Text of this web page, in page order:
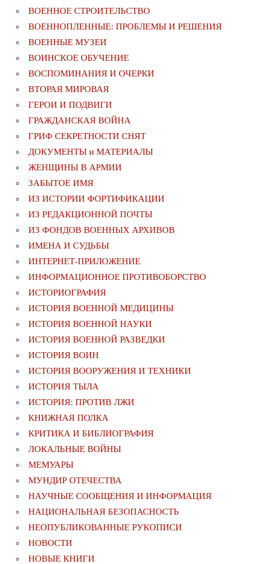
ВОЕННОЕ СТРОИТЕЛЬСТВО
ВОЕННОПЛЕННЫЕ: ПРОБЛЕМЫ И РЕШЕНИЯ
ВОЕННЫЕ МУЗЕИ
ВОИНСКОЕ ОБУЧЕНИЕ
ВОСПОМИНАНИЯ И ОЧЕРКИ
ВТОРАЯ МИРОВАЯ
ГЕРОИ И ПОДВИГИ
ГРАЖДАНСКАЯ ВОЙНА
ГРИФ СЕКРЕТНОСТИ СНЯТ
ДОКУМЕНТЫ и МАТЕРИАЛЫ
ЖЕНЩИНЫ В АРМИИ
ЗАБЫТОЕ ИМЯ
ИЗ ИСТОРИИ ФОРТИФИКАЦИИ
ИЗ РЕДАКЦИОННОЙ ПОЧТЫ
ИЗ ФОНДОВ ВОЕННЫХ АРХИВОВ
ИМЕНА И СУДЬБЫ
ИНТЕРНЕТ-ПРИЛОЖЕНИЕ
ИНФОРМАЦИОННОЕ ПРОТИВОБОРСТВО
ИСТОРИОГРАФИЯ
ИСТОРИЯ ВОЕННОЙ МЕДИЦИНЫ
ИСТОРИЯ ВОЕННОЙ НАУКИ
ИСТОРИЯ ВОЕННОЙ РАЗВЕДКИ
ИСТОРИЯ ВОИН
ИСТОРИЯ ВООРУЖЕНИЯ И ТЕХНИКИ
ИСТОРИЯ ТЫЛА
ИСТОРИЯ: ПРОТИВ ЛЖИ
КНИЖНАЯ ПОЛКА
КРИТИКА И БИБЛИОГРАФИЯ
ЛОКАЛЬНЫЕ ВОЙНЫ
МЕМУАРЫ
МУНДИР ОТЕЧЕСТВА
НАУЧНЫЕ СООБЩЕНИЯ И ИНФОРМАЦИЯ
НАЦИОНАЛЬНАЯ БЕЗОПАСНОСТЬ
НЕОПУБЛИКОВАННЫЕ РУКОПИСИ
НОВОСТИ
НОВЫЕ КНИГИ